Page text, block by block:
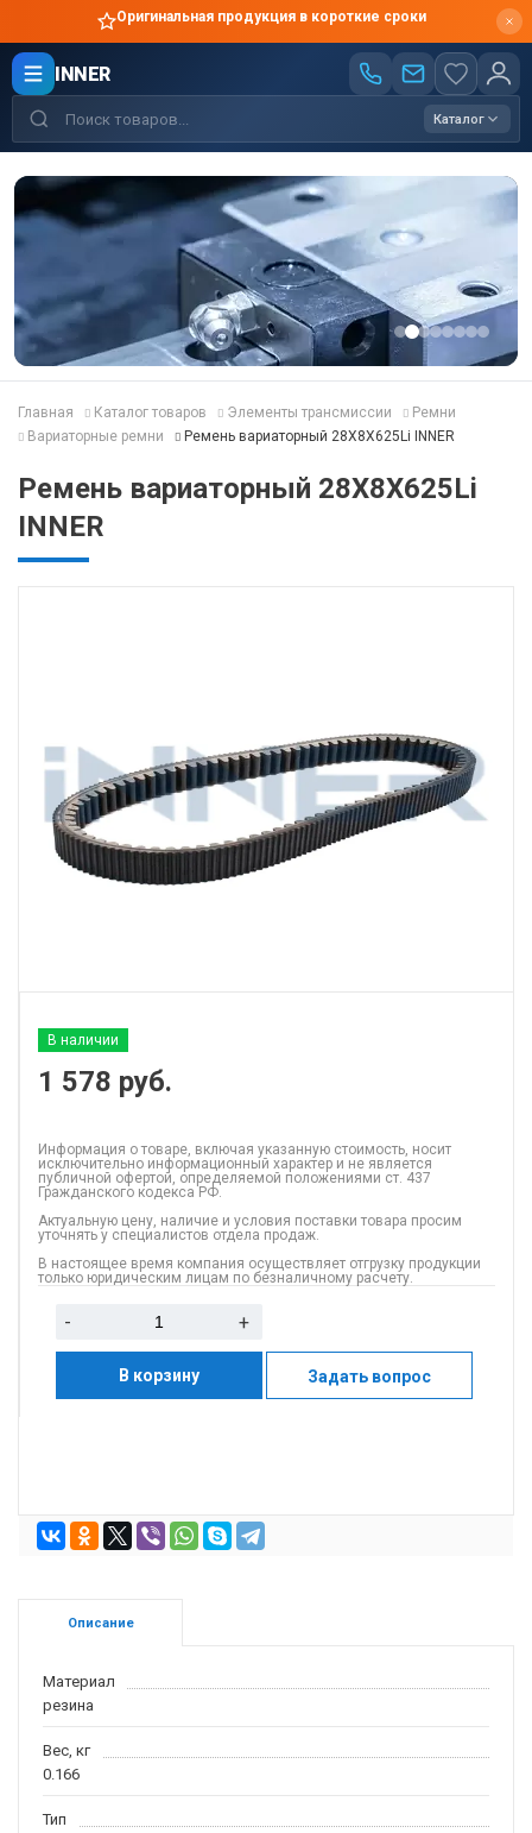
Оригинальная продукция в короткие сроки
INNER
Каталог
Главная Каталог товаров Элементы трансмиссии
Ремни
Вариаторные ремни
Ремень вариаторный 28X8X625Li INNER
Ремень вариаторный 28X8X625Li
INNER
В наличии
1 578 руб.
Информация о товаре, включая указанную стоимость, носит
исключительно информационный характер и не является
публичной офертой, определяемой положениями ст. 437
Гражданского кодекса РФ.
Актуальную цену, наличие и условия поставки товара просим
уточнять у специалистов отдела продаж.
В настоящее время компания осуществляет отгрузку продукции
только юридическим лицам по безналичному расчету.
- +
В корзину Задать вопрос
Описание
Материал
резина
Вес, кг
0.166
Тип